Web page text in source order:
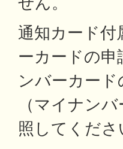
通知カード
ーカードの
ンバーカー
（マイナン
照してくださ